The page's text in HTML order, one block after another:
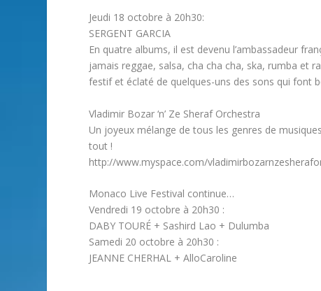
Jeudi 18 octobre à 20h30:
SERGENT GARCIA
En quatre albums, il est devenu l’ambassadeur
jamais reggae, salsa, cha cha cha, ska, rumba et
festif et éclaté de quelques-uns des sons qui font
Vladimir Bozar ‘n’ Ze Sheraf Orchestra
Un joyeux mélange de tous les genres de
tout !
http://www.myspace.com/
Monaco Live Festival continue…
Vendredi 19 octobre à 20h30 :
DABY TOURÉ + Sashird Lao + Dulumba
Samedi 20 octobre à 20h30 :
JEANNE CHERHAL + AlloCaroline